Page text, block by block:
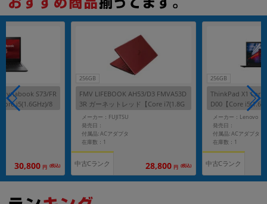
dynabook S73/FR
i5(1.6GHz)/8
】
30,800 円 (税込)
256GB
FMV LIFEBOOK AH53/D3 FMVA53D
3R ガーネットレッド【Core i7(1.8G
Hz)/8GB/256GB SSD/Win11Home】
メーカー：FUJITSU
発売日：
付属品: ACアダプタ
在庫数：1
中古Cランク 28,800 円 (税込)
256GB
ThinkPad X1
D00【Core
SD/Win11Pro】
メーカー：Lenovo
発売日：
付属品: ACアダプタ
在庫数：1
中古Cランク